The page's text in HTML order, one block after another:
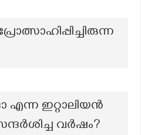
ഇറ്റാലിയൻ
വർഷം?